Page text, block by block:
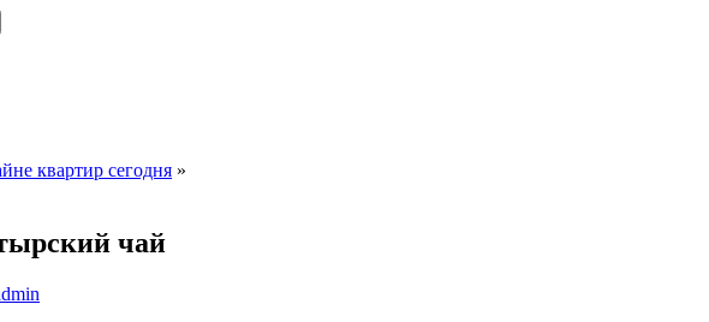
квартир сегодня »
чай